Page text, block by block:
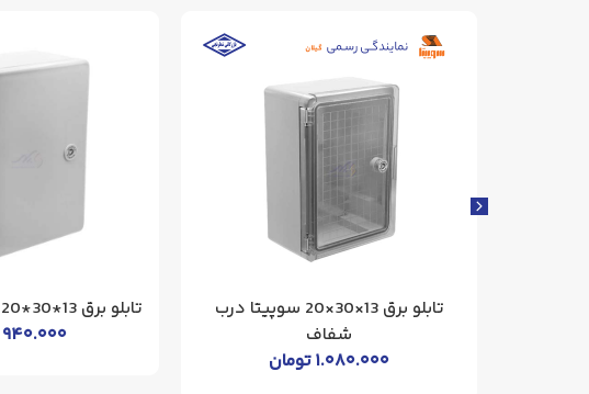
تابلو برق 13×30×20 سوپیتا درب
شفاف
۱.۰۸۰.۰۰۰تومان
تابلو برق 13*30*20 سوپیتا درب مات
۹۴۰.۰۰۰